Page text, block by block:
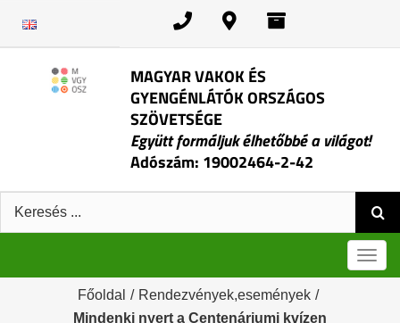
MAGYAR VAKOK ÉS
GYENGÉNLÁTÓK ORSZÁGOS
SZÖVETSÉGE
Együtt formáljuk élhetőbbé a világot!
Adószám: 19002464-2-42
Keresés:
Főoldal / Rendezvények,események /
Mindenki nyert a Centenáriumi kvízen